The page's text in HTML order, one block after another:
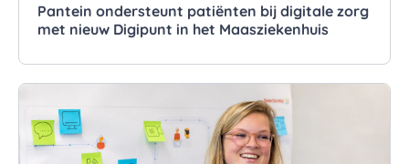
Pantein ondersteunt patiënten bij digitale zorg
met nieuw Digipunt in het Maasziekenhuis